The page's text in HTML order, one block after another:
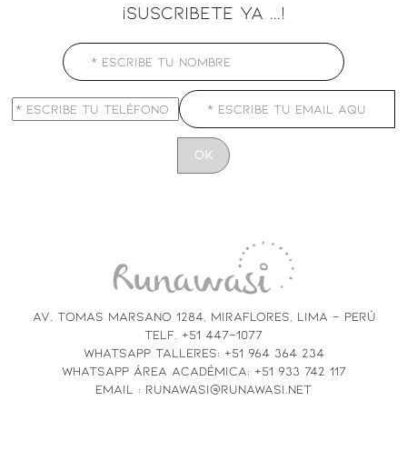
¡SUSCRIBETE YA ...!
BLANK.AV. TOMAS MARSANO 1284, MIRAFLORES, LIMA - PERÚ
TELF. +51 447-1077
WHATSAPP TALLERES: +51 964 364 234
WHATSAPP ÁREA ACADÉMICA: +51 933 742 117
EMAIL : RUNAWASI@RUNAWASI.NET